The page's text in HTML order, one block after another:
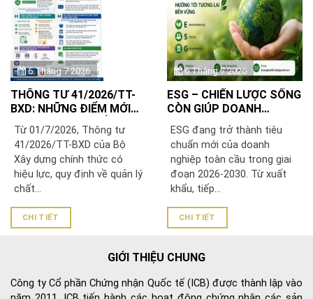
6 Tháng 7 2026
THÔNG TƯ 41/2026/TT-
BXD: NHỮNG ĐIỂM MỚI
DOANH NGHIỆP SẢN
XUẤT, NHẬP KHẨU VẬT
LIỆU XÂY DỰNG CẦN BIẾT
Từ 01/7/2026, Thông tư
41/2026/TT-BXD của Bộ
Xây dựng chính thức có
hiệu lực, quy định về quản lý
chất...
CHI TIẾT
6 Tháng 7 2026
ESG – CHIẾN LƯỢC SỐNG
CÒN GIÚP DOANH
NGHIỆP VIỆT NAM PHÁT
TRIỂN BỀN VỮNG VÀ
VƯƠN RA THỊ TRƯỜNG
QUỐC TẾ
ESG đang trở thành tiêu
chuẩn mới của doanh
nghiệp toàn cầu trong giai
đoạn 2026-2030. Từ xuất
khẩu, tiếp...
CHI TIẾT
GIỚI THIỆU CHUNG
Công ty Cổ phần Chứng nhận Quốc tế (ICB) được thành lập vào